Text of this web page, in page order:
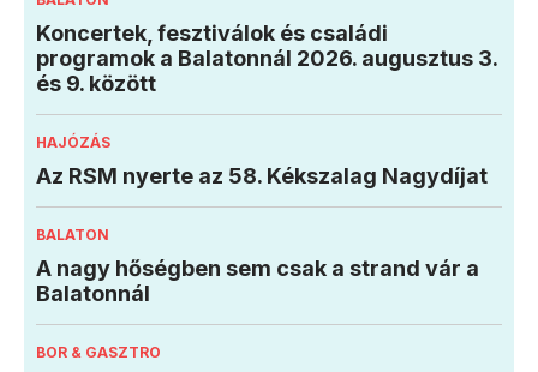
Koncertek, fesztiválok és családi
programok a Balatonnál 2026. augusztus 3.
és 9. között
HAJÓZÁS
Az RSM nyerte az 58. Kékszalag Nagydíjat
BALATON
A nagy hőségben sem csak a strand vár a
Balatonnál
BOR & GASZTRO